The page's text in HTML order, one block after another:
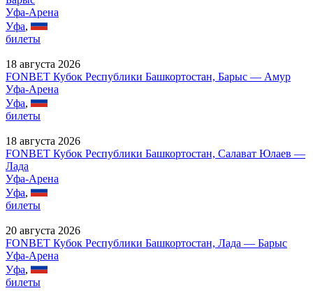
Уфа-Арена
Уфа,
билеты
18 августа 2026
FONBET Кубок Республики Башкортостан, Барыс — Амур
Уфа-Арена
Уфа,
билеты
18 августа 2026
FONBET Кубок Республики Башкортостан, Салават Юлаев —
Лада
Уфа-Арена
Уфа,
билеты
20 августа 2026
FONBET Кубок Республики Башкортостан, Лада — Барыс
Уфа-Арена
Уфа,
билеты